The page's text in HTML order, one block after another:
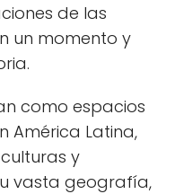
de las
un momento y
como espacios
América Latina,
y
vasta geografía,